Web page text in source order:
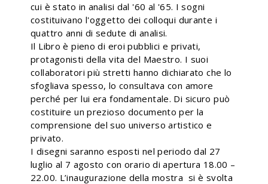
cui è stato in analisi dal '60 al '65. I sogni
costituivano l'oggetto dei colloqui durante i
quattro anni di sedute di analisi.
Il Libro è pieno di eroi pubblici e privati,
protagonisti della vita del Maestro. I suoi
collaboratori più stretti hanno dichiarato che lo
sfogliava spesso, lo consultava con amore
perché per lui era fondamentale. Di sicuro può
costituire un prezioso documento per la
comprensione del suo universo artistico e
privato.
I disegni saranno esposti nel periodo dal 27
luglio al 7 agosto con orario di apertura 18.00 –
22.00. L’inaugurazione della mostra si è svolta